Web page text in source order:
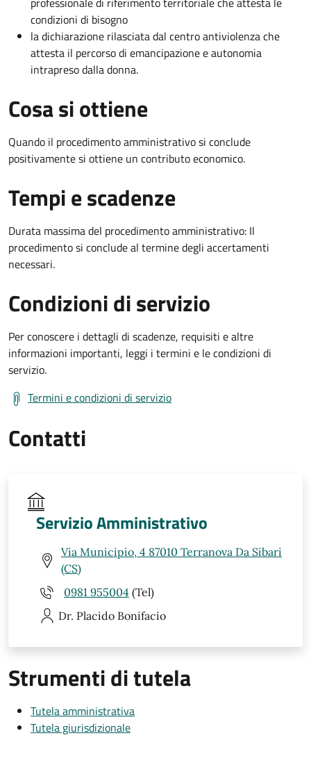
condizioni di bisogno
la dichiarazione rilasciata dal centro antiviolenza che
attesta il percorso di emancipazione e autonomia
intrapreso dalla donna.
Cosa si ottiene
Quando il procedimento amministrativo si conclude
positivamente si ottiene un contributo economico.
Tempi e scadenze
Durata massima del procedimento amministrativo: Il
procedimento si conclude al termine degli accertamenti
necessari.
Condizioni di servizio
Per conoscere i dettagli di scadenze, requisiti e altre
informazioni importanti, leggi i termini e le condizioni di
servizio.
Termini e condizioni di servizio
Contatti
Servizio Amministrativo
Via Municipio, 4 87010 Terranova Da Sibari
(CS)
0981 955004 (Tel)
Dr. Placido Bonifacio
Strumenti di tutela
Tutela amministrativa
Tutela giurisdizionale